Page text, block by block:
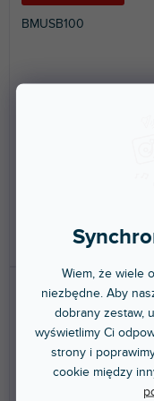
Wiem, że wiele
niezbędne. Aby
dobrany zestaw,
wyświetlimy Ci
strony i
cookie między
BMUSB100
DO KOSZYKA
Konwerter MIDI-USB.